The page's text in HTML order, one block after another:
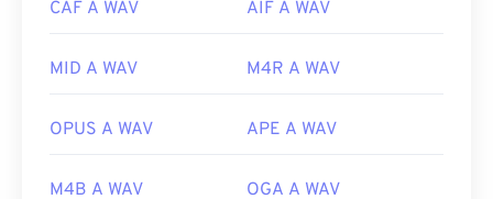
di editing, produzione e manipolazione musicale.
operativo su cui i file WAV funzionano bene. Anche
Sviluppato da:
,IBM
CAF A WAV AIF A WAV
MID A WAV M4R A WAV
OPUS A WAV APE A WAV
M4B A WAV OGA A WAV